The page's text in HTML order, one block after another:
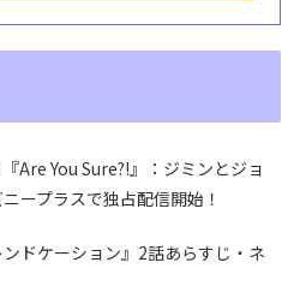
Are You Sure?!』：ジミンとジョ
ープラスで独占配信開始！
ドケーション』2話あらすじ・ネ